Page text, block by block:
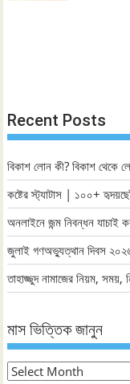
Recent Posts
বিকাশ লোন কী? বিকাশ থেকে
কষ্টের স্ট্যাটাস | ১০০+
অনলাইনে জন্ম নিবন্ধন যাচাই
জুলাই গণঅভ্যুত্থান দিবস ২০২৬
তাহাজ্জুদ নামাজের নিয়ম,
মাস ভিত্তিক জানুন
মাস